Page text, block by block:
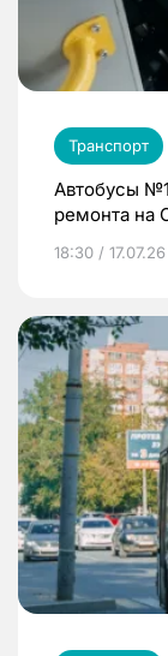
Транспорт
Автобусы
ремонта на
18:30 / 17.07.26